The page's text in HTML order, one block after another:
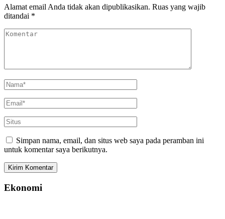
Alamat email Anda tidak akan dipublikasikan. Ruas yang wajib
ditandai *
Simpan nama, email, dan situs web saya pada peramban ini
untuk komentar saya berikutnya.
Ekonomi